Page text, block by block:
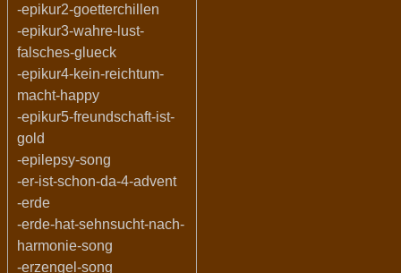
-epikur2-goetterchillen
-epikur3-wahre-lust-
falsches-glueck
-epikur4-kein-reichtum-
macht-happy
-epikur5-freundschaft-ist-
gold
-epilepsy-song
-er-ist-schon-da-4-advent
-erde
-erde-hat-sehnsucht-nach-
harmonie-song
-erzengel-song